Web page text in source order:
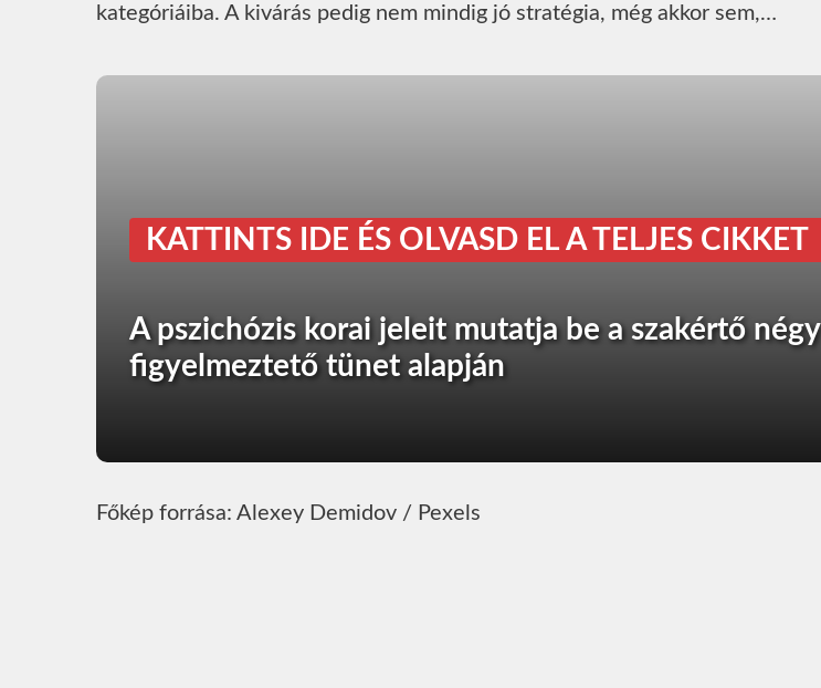
kategóriáiba. A kivárás pedig nem mindig jó stratégia, még akkor sem,…
KATTINTS IDE ÉS OLVASD EL A TELJES CIKKET
A pszichózis korai jeleit mutatja be a szakértő négy
figyelmeztető tünet alapján
Főkép forrása: Alexey Demidov / Pexels